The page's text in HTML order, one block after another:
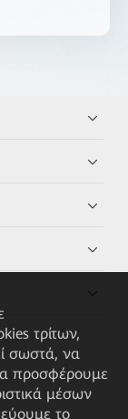
τρίτων,
σωστά, να
προσφέρουμε
μέσων
το